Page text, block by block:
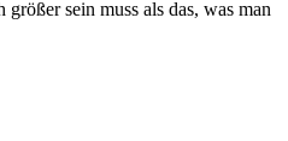
sein muss als das, was man